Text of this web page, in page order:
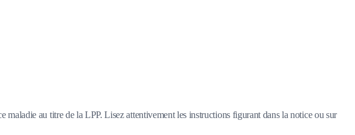
maladie au titre de la LPP. Lisez attentivement les instructions figurant dans la notice ou sur